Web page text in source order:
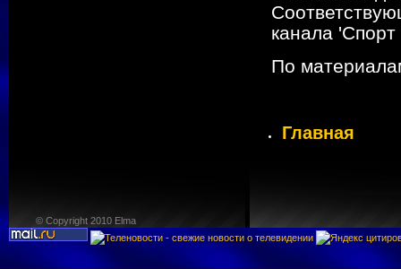
канала
По
Главная
© Copyright 2010 Elma